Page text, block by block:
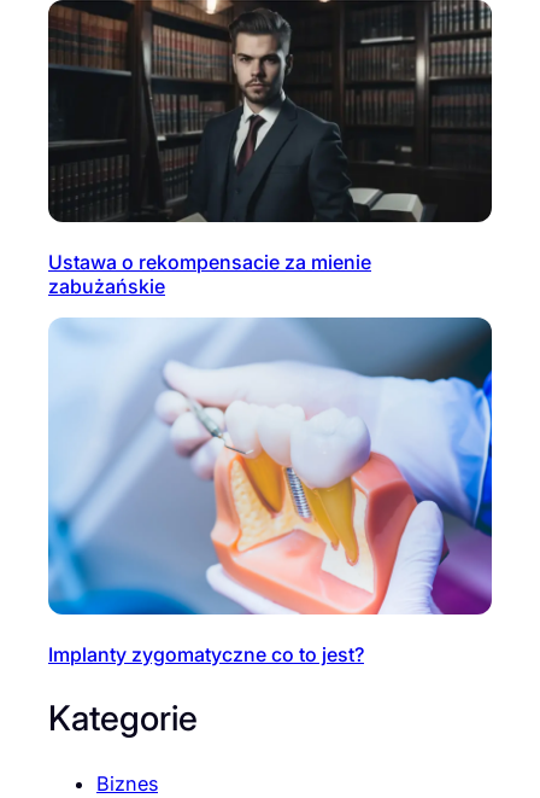
Ustawa o rekompensacie za mienie
zabużańskie
Implanty zygomatyczne co to jest?
Kategorie
Biznes